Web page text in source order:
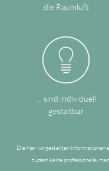
die Raumluft
... sind individuell
gestaltbar
Die hier vorgestellten Informationen
zudem keine professionelle,